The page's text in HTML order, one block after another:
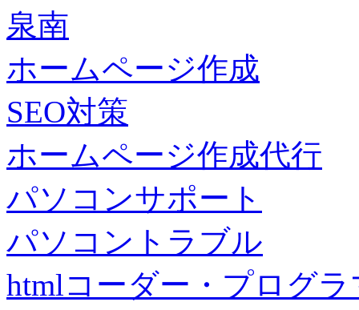
泉南
ホームページ作成
SEO対策
ホームページ作成代行
パソコンサポート
パソコントラブル
htmlコーダー・プログラ